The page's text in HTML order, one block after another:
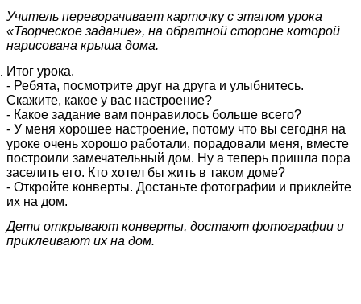
Учитель переворачивает карточку с этапом урока
«Творческое задание», на обратной стороне которой
нарисована крыша дома.
Итог урока.
- Ребята, посмотрите друг на друга и улыбнитесь.
Скажите, какое у вас настроение?
- Какое задание вам понравилось больше всего?
- У меня хорошее настроение, потому что вы сегодня на
уроке очень хорошо работали, порадовали меня, вместе
построили замечательный дом. Ну а теперь пришла пора
заселить его. Кто хотел бы жить в таком доме?
- Откройте конверты. Достаньте фотографии и приклейте
их на дом.
Дети открывают конверты, достают фотографии и
приклеивают их на дом.